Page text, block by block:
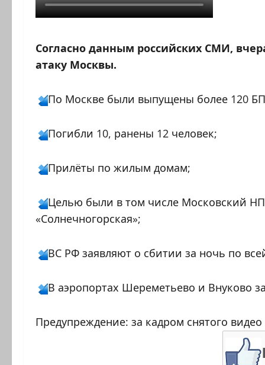
Согласно данным российских СМИ,
атаку Москвы.
По Москве были выпущены более 120
Погибли 10, ранены 12 человек;
Прилёты по жилым домам;
Целью были в том числе Московский
«Солнечногорская»;
ВС РФ заявляют о сбитии за ночь по
В аэропортах Шереметьево и Внуково
Предупреждение: за кадром снятого